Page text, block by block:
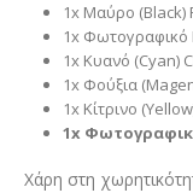
1x Μαύρο (Black)
1x Φωτογραφικό
1x Κυανό (Cyan)
1x Φούξια
1x Κίτρινο
1x
Χάρη στη